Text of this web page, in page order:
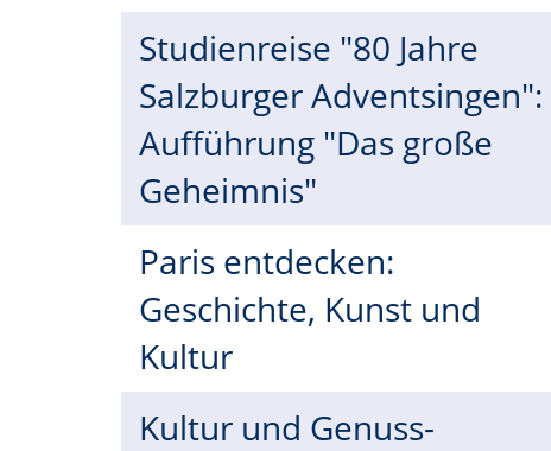
Studienreise "80 Jahre
Salzburger Adventsingen":
Aufführung "Das große
Geheimnis"
Paris entdecken:
Geschichte, Kunst und
Kultur
Kultur und Genuss-